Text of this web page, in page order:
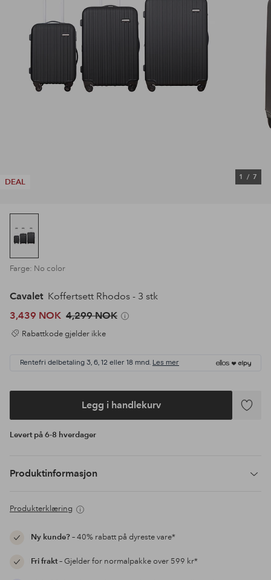
DEAL
1 / 7
Farge: No color
Cavalet Koffertsett Rhodos - 3 stk
3,439 NOK 4,299 NOK
Rabattkode gjelder ikke
Rentefri delbetaling 3, 6, 12 eller 18 mnd. Les mer
Legg i handlekurv
Legg
Levert på 6-8 hverdager
Produktinformasjon
Produkterklæring
Ny kunde?– 40% rabatt på dyreste vare*
Fri frakt– Gjelder for normalpakke over 599 kr*